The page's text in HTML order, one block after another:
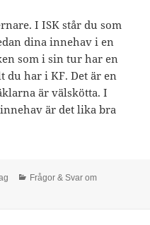
I ISK står du som
dina innehav i en
som i sin tur har en
du har i KF. Det är en
är välskötta. I
är det lika bra
Kategorier
Frågor & Svar om